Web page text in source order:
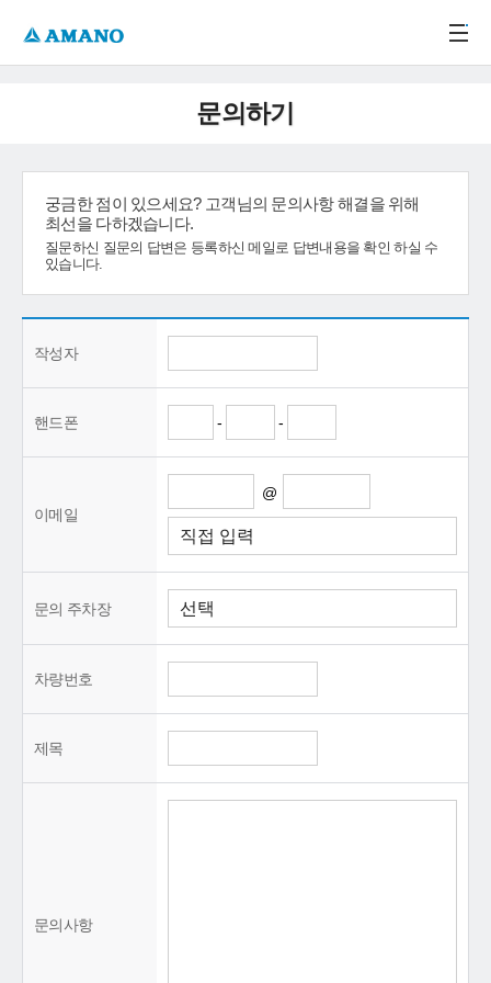
문의하기
궁금한 점이 있으세요? 고객님의 문의사항 해결을 위해
최선을 다하겠습니다.
질문하신 질문의 답변은 등록하신 메일로 답변내용을 확인 하실 수
있습니다.
작성자
핸드폰 - -
이메일
@
문의 주차장
차량번호
제목
문의사항